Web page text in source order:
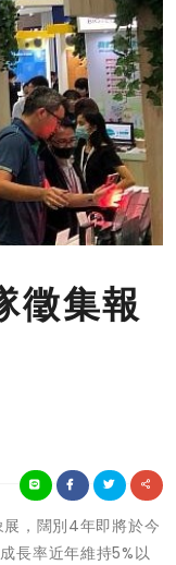
徵集報
，闊別4年即將於今
長率近年維持5%以